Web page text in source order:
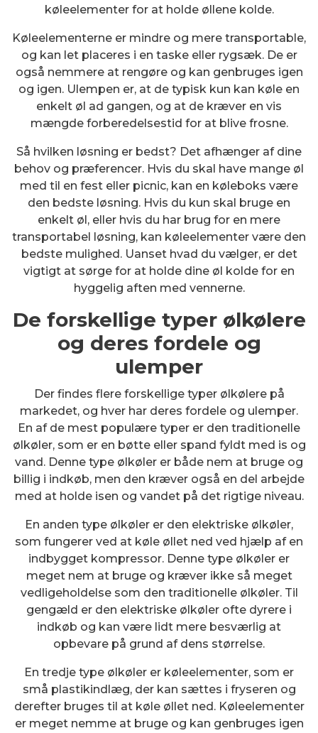
køleelementer for at holde øllene kolde.
Køleelementerne er mindre og mere transportable,
og kan let placeres i en taske eller rygsæk. De er
også nemmere at rengøre og kan genbruges igen
og igen. Ulempen er, at de typisk kun kan køle en
enkelt øl ad gangen, og at de kræver en vis
mængde forberedelsestid for at blive frosne.
Så hvilken løsning er bedst? Det afhænger af dine
behov og præferencer. Hvis du skal have mange øl
med til en fest eller picnic, kan en køleboks være
den bedste løsning. Hvis du kun skal bruge en
enkelt øl, eller hvis du har brug for en mere
transportabel løsning, kan køleelementer være den
bedste mulighed. Uanset hvad du vælger, er det
vigtigt at sørge for at holde dine øl kolde for en
hyggelig aften med vennerne.
De forskellige typer ølkølere
og deres fordele og
ulemper
Der findes flere forskellige typer ølkølere på
markedet, og hver har deres fordele og ulemper.
En af de mest populære typer er den traditionelle
ølkøler, som er en bøtte eller spand fyldt med is og
vand. Denne type ølkøler er både nem at bruge og
billig i indkøb, men den kræver også en del arbejde
med at holde isen og vandet på det rigtige niveau.
En anden type ølkøler er den elektriske ølkøler,
som fungerer ved at køle øllet ned ved hjælp af en
indbygget kompressor. Denne type ølkøler er
meget nem at bruge og kræver ikke så meget
vedligeholdelse som den traditionelle ølkøler. Til
gengæld er den elektriske ølkøler ofte dyrere i
indkøb og kan være lidt mere besværlig at
opbevare på grund af dens størrelse.
En tredje type ølkøler er køleelementer, som er
små plastikindlæg, der kan sættes i fryseren og
derefter bruges til at køle øllet ned. Køleelementer
er meget nemme at bruge og kan genbruges igen